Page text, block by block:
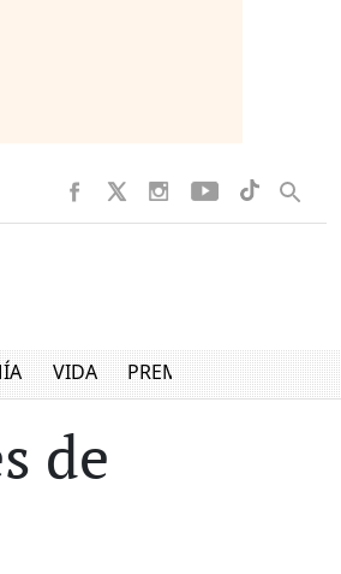
VIDA PREMIUM
de